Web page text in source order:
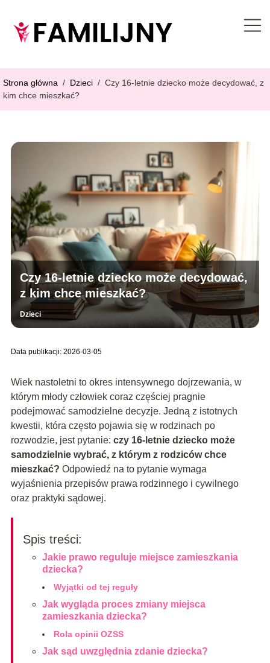
Strona główna / Dzieci / Czy 16-letnie dziecko może decydować, z
kim chce mieszkać?
Czy 16-letnie dziecko może decydować,
z kim chce mieszkać?
Dzieci
Data publikacji: 2026-03-05
Wiek nastoletni to okres intensywnego dojrzewania, w
którym młody człowiek coraz częściej pragnie
podejmować samodzielne decyzje. Jedną z istotnych
kwestii, która często pojawia się w rodzinach po
rozwodzie, jest pytanie: czy 16-letnie dziecko może
samodzielnie wybrać, z którym z rodziców chce
mieszkać? Odpowiedź na to pytanie wymaga
wyjaśnienia przepisów prawa rodzinnego i cywilnego
oraz praktyki sądowej.
Spis treści:
Jakie prawo reguluje miejsce zamieszkania
dziecka?
Wyjątki od tej reguły
Jak wygląda proces zmiany miejsca
zamieszkania dziecka?
Rola opinii OZSS
Jak sąd uwzględnia zdanie dziecka?